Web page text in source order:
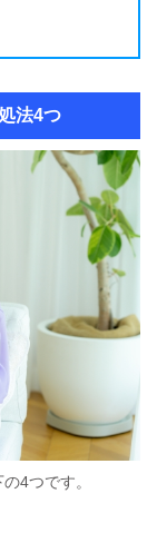
法4つ
4つです。